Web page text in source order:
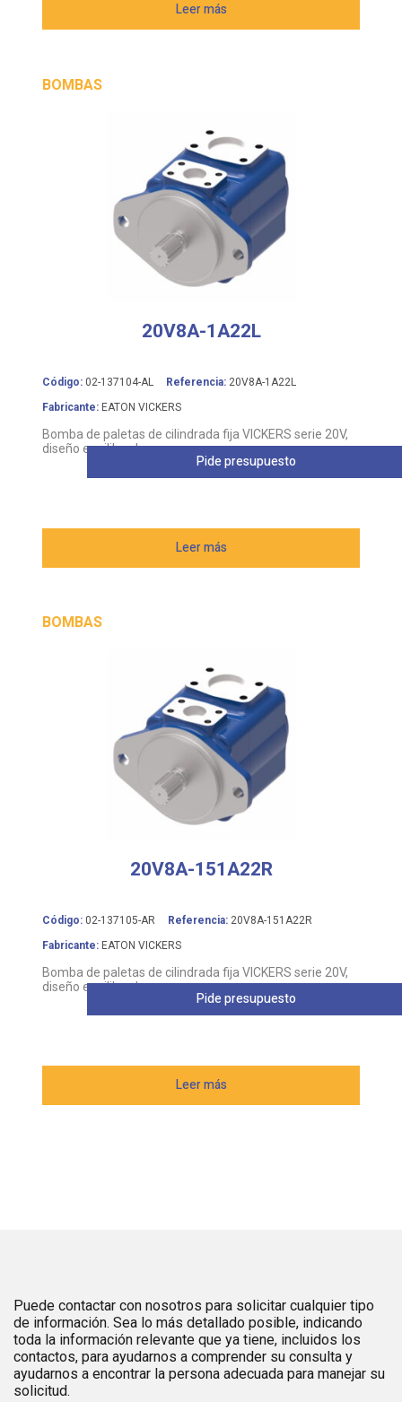
Leer más
BOMBAS
20V8A-1A22L
Código: 02-137104-AL Referencia: 20V8A-1A22L
Fabricante: EATON VICKERS
Bomba de paletas de cilindrada fija VICKERS serie 20V,
diseño equilibrado
Leer más
Pide presupuesto
BOMBAS
20V8A-151A22R
Código: 02-137105-AR Referencia: 20V8A-151A22R
Fabricante: EATON VICKERS
Bomba de paletas de cilindrada fija VICKERS serie 20V,
diseño equilibrado
Leer más
Pide presupuesto
Puede contactar con nosotros para solicitar cualquier tipo
de información. Sea lo más detallado posible, indicando
toda la información relevante que ya tiene, incluidos los
contactos, para ayudarnos a comprender su consulta y
ayudarnos a encontrar la persona adecuada para manejar su
solicitud.